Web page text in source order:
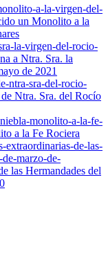
a-la-virgen-del-
un Monolito a la
la-virgen-del-rocio-
a Ntra. Sra. la
de 2021
ntra-sra-del-rocio-
Ntra. Sra. del Rocío
monolito-a-la-fe-
a la Fe Rociera
extraordinarias-de-las-
marzo-de-
las Hermandades del